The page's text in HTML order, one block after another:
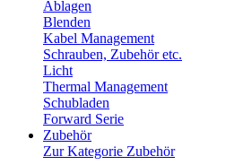
Ablagen
Blenden
Kabel Management
Schrauben, Zubehör etc.
Licht
Thermal Management
Schubladen
Forward Serie
Zubehör
Zur Kategorie Zubehör